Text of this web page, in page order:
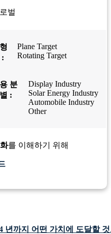
벌
:
Plane Target
Rotating Target
분
:
Display Industry
Solar Energy Industry
Automobile Industry
Other
를 이해하기 위해
년까지 어떤 가치에 도달할